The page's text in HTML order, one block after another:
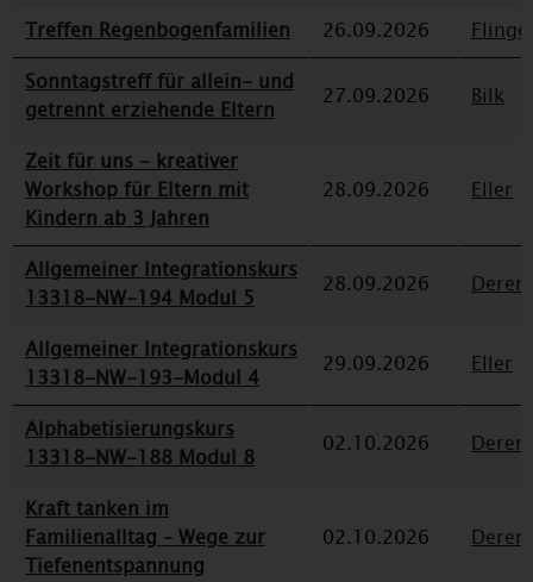
Treffen Regenbogenfamilien 26.09.2026
Sonntagstreff für allein- und
getrennt erziehende Eltern
27.09.2026 Bilk
Zeit für uns - kreativer
Workshop für Eltern mit
Kindern ab 3 Jahren
28.09.2026 Eller
Allgemeiner Integrationskurs
13318-NW-194 Modul 5
28.09.2026
Allgemeiner Integrationskurs
13318-NW-193-Modul 4
29.09.2026 Eller
Alphabetisierungskurs
13318-NW-188 Modul 8
02.10.2026
Kraft tanken im
Familienalltag – Wege zur
Tiefenentspannung
02.10.2026